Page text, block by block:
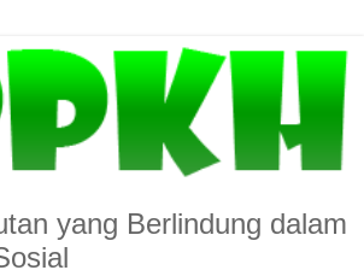
yang Berlindung dalam